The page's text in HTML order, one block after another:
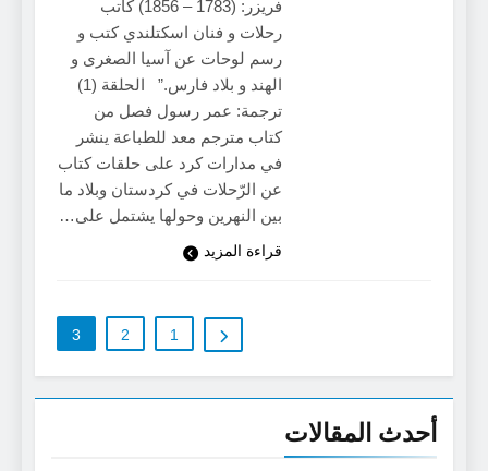
فريزر: (1783 – 1856) كاتب
رحلات و فنان اسكتلندي كتب و
رسم لوحات عن آسيا الصغرى و
الهند و بلاد فارس.” الحلقة (1)
ترجمة: عمر رسول فصل من
كتاب مترجم معد للطباعة ينشر
في مدارات كرد على حلقات كتاب
عن الرّحلات في كردستان وبلاد ما
بين النهرين وحولها يشتمل على…
قراءة المزيد
1
2
3
أحدث المقالات